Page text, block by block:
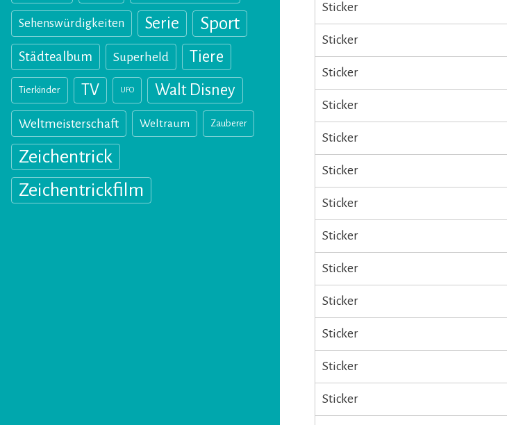
Sehenswürdigkeiten Serie Sport
Städtealbum Superheld Tiere
Tierkinder TV UFO Walt Disney
Weltmeisterschaft Weltraum Zauberer
Zeichentrick
Zeichentrickfilm
Sticker
Sticker
Sticker
Sticker
Sticker
Sticker
Sticker
Sticker
Sticker
Sticker
Sticker
Sticker
Sticker